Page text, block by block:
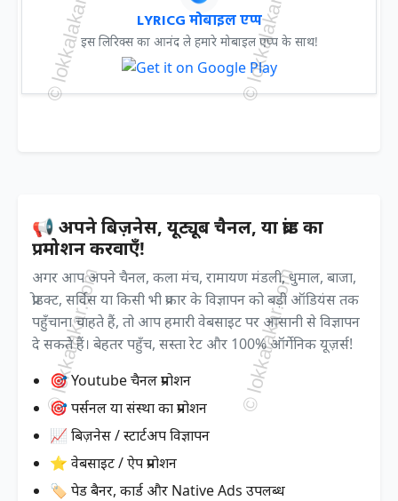
LYRICG मोबाइल एप्प
इस लिरिक्स का आनंद ले हमारे मोबाइल एप्प के साथ!
📢 अपने बिज़नेस, यूट्यूब चैनल, या ब्रांड का
प्रमोशन करवाएँ!
अगर आप अपने चैनल, कला मंच, रामायण मंडली, धुमाल, बाजा,
प्रोडक्ट, सर्विस या किसी भी प्रकार के विज्ञापन को बड़ी ऑडियंस तक
पहुँचाना चाहते हैं, तो आप हमारी वेबसाइट पर आसानी से विज्ञापन
दे सकते हैं। बेहतर पहुँच, सस्ता रेट और 100% ऑर्गेनिक यूज़र्स!
🎯 Youtube चैनल प्रमोशन
🎯 पर्सनल या संस्था का प्रमोशन
📈 बिज़नेस / स्टार्टअप विज्ञापन
⭐ वेबसाइट / ऐप प्रमोशन
🏷️ पेड बैनर, कार्ड और Native Ads उपलब्ध